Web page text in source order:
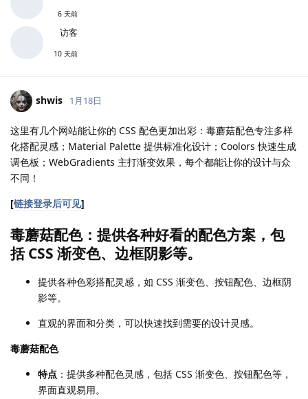
6 天前
访客
10 天前
shwis 1月18日
这里有几个网站能让你的 CSS 配色更加出彩：毒蘑菇配色专注多样
化搭配灵感；Material Palette 提供标准化设计；Coolors 快速生成
调色板；WebGradients 主打渐变效果，每个都能让你的设计与众
不同！
[链接登录后可见]
毒蘑菇配色：提供各种好看的配色方案，包
括 CSS 渐变色、边框阴影等。
提供各种色彩搭配灵感，如 CSS 渐变色、按钮配色、边框阴
影等。
直观的界面和分类，可以快速找到需要的设计灵感。
毒蘑菇配色
特点 ：提供多种配色灵感，包括 CSS 渐变色、按钮配色等，
界面直观易用。